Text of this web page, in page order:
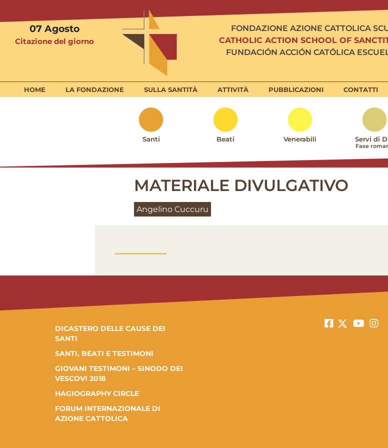
07 Agosto
Citazione del giorno
FONDAZIONE AZIONE CATTOLICA
CATHOLIC ACTION SCHOOL OF
FUNDACIÓN ACCIÓN CATÓLICA
HOME LA FONDAZIONE SULLA SANTITÀ ATTIVITÀ PUBBLICAZIONI CONTATTI
Santi Beati Venerabili Servi di
Fase
MATERIALE DIVULGATIVO
Angelino Cuccuru
DICASTERO DELLE CAUSE DEI
SANTI
SANTI, BEATI E TESTIMONI
GIOVANI TESTIMONI – SINODO DEI
VESCOVI 2018
HAGIOGRAPHY CIRCLE
FORUM INTERNAZIONALE DI
AZIONE CATTOLICA